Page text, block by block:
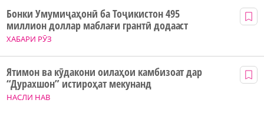
ХАБАРИ РӮЗ
Бонки Умумиҷаҳонӣ ба Тоҷикистон 495
миллион доллар маблағи грантӣ додааст
НАСЛИ НАВ
Ятимон ва кӯдакони оилаҳои камбизоат дар
“Дурахшон” истироҳат мекунанд